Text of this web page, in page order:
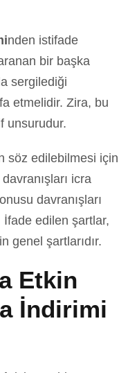
nden istifade
bir başka
sergilediği
etmelidir. Zira, bu
unsurudur.
söz edilebilmesi için
icra
davranışları
edilen şartlar,
genel şartlarıdır.
Etkin
İndirimi